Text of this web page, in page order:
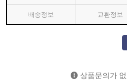
배송정보 교환정보
상품문의가